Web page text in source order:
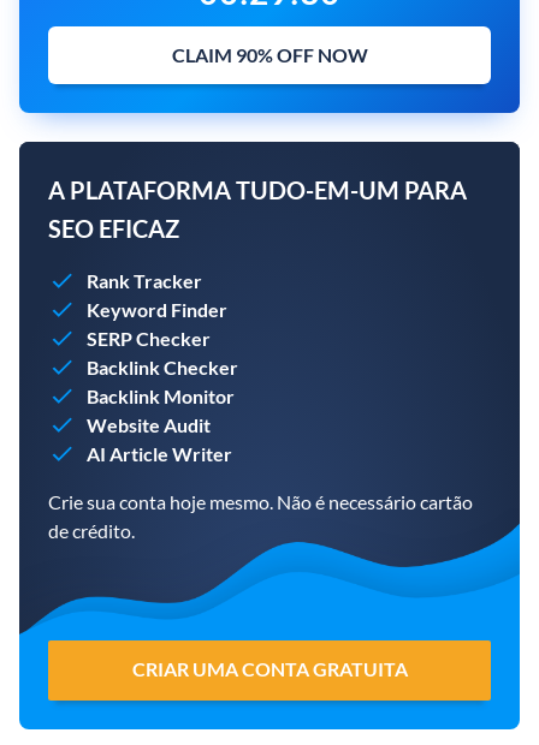
CLAIM 90% OFF NOW
A PLATAFORMA TUDO-EM-UM PARA
SEO EFICAZ
Rank Tracker
Keyword Finder
SERP Checker
Backlink Checker
Backlink Monitor
Website Audit
AI Article Writer
Crie sua conta hoje mesmo. Não é necessário cartão
de crédito.
CRIAR UMA CONTA GRATUITA